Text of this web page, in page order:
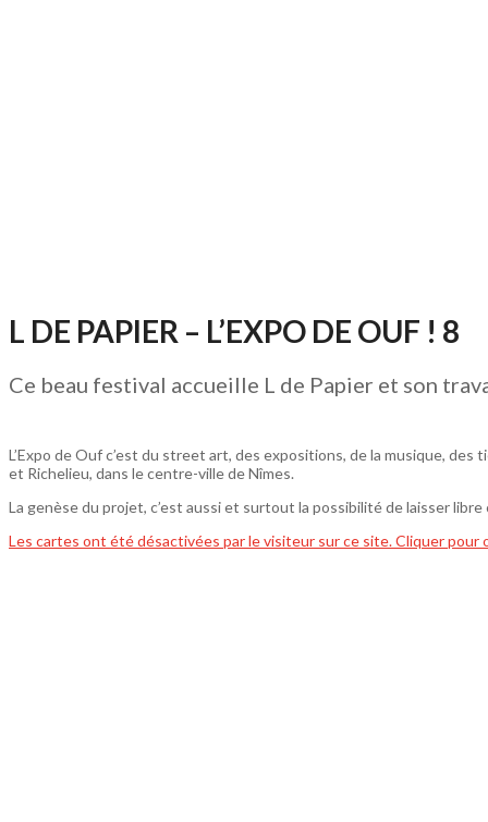
L DE PAPIER – L’EXPO DE OUF ! 8
Ce beau festival accueille L de Papier et son
L’Expo de Ouf c’est du street art, des expositions, de la musique,
et Richelieu, dans le centre-ville de Nîmes.
La genèse du projet, c’est aussi et surtout la possibilité de laisser
Les cartes ont été désactivées par le visiteur sur ce site. Cliquer pour